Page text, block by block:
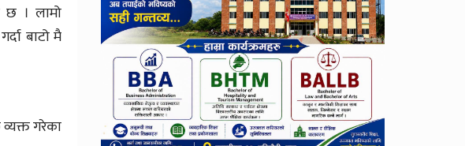
छ । लामो
बाटो मै
गरेका